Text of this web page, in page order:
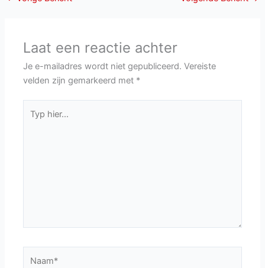
Laat een reactie achter
Je e-mailadres wordt niet gepubliceerd. Vereiste
velden zijn gemarkeerd met *
hier...